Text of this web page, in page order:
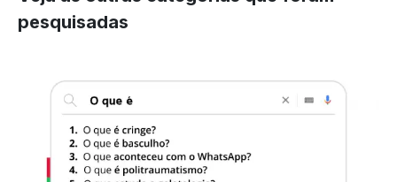
pesquisadas